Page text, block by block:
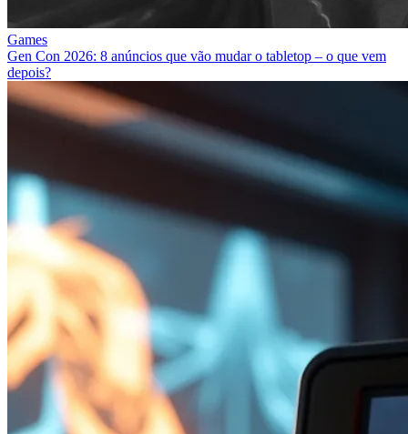
Games
Gen Con 2026: 8 anúncios que vão mudar o tabletop – o que vem
depois?